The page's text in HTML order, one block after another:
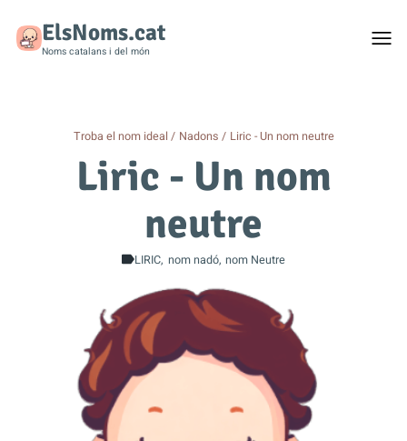
ElsNoms.cat
Noms catalans i del món
Troba el nom ideal Nadons Liric - Un nom neutre
Liric - Un nom
neutre
LIRIC nom nadó nom Neutre